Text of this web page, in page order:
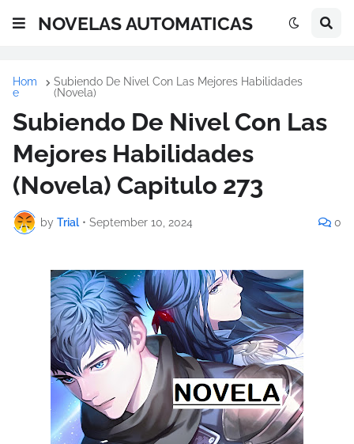
NOVELAS AUTOMATICAS
Hom
e
Subiendo De Nivel Con Las Mejores Habilidades
(Novela)
Subiendo De Nivel Con Las
Mejores Habilidades
(Novela) Capitulo 273
by Trial • September 10, 2024 0